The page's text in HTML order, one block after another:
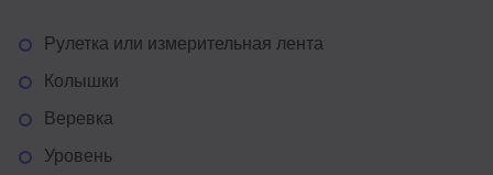
Рулетка или измерительная лента
Колышки
Веревка
Уровень